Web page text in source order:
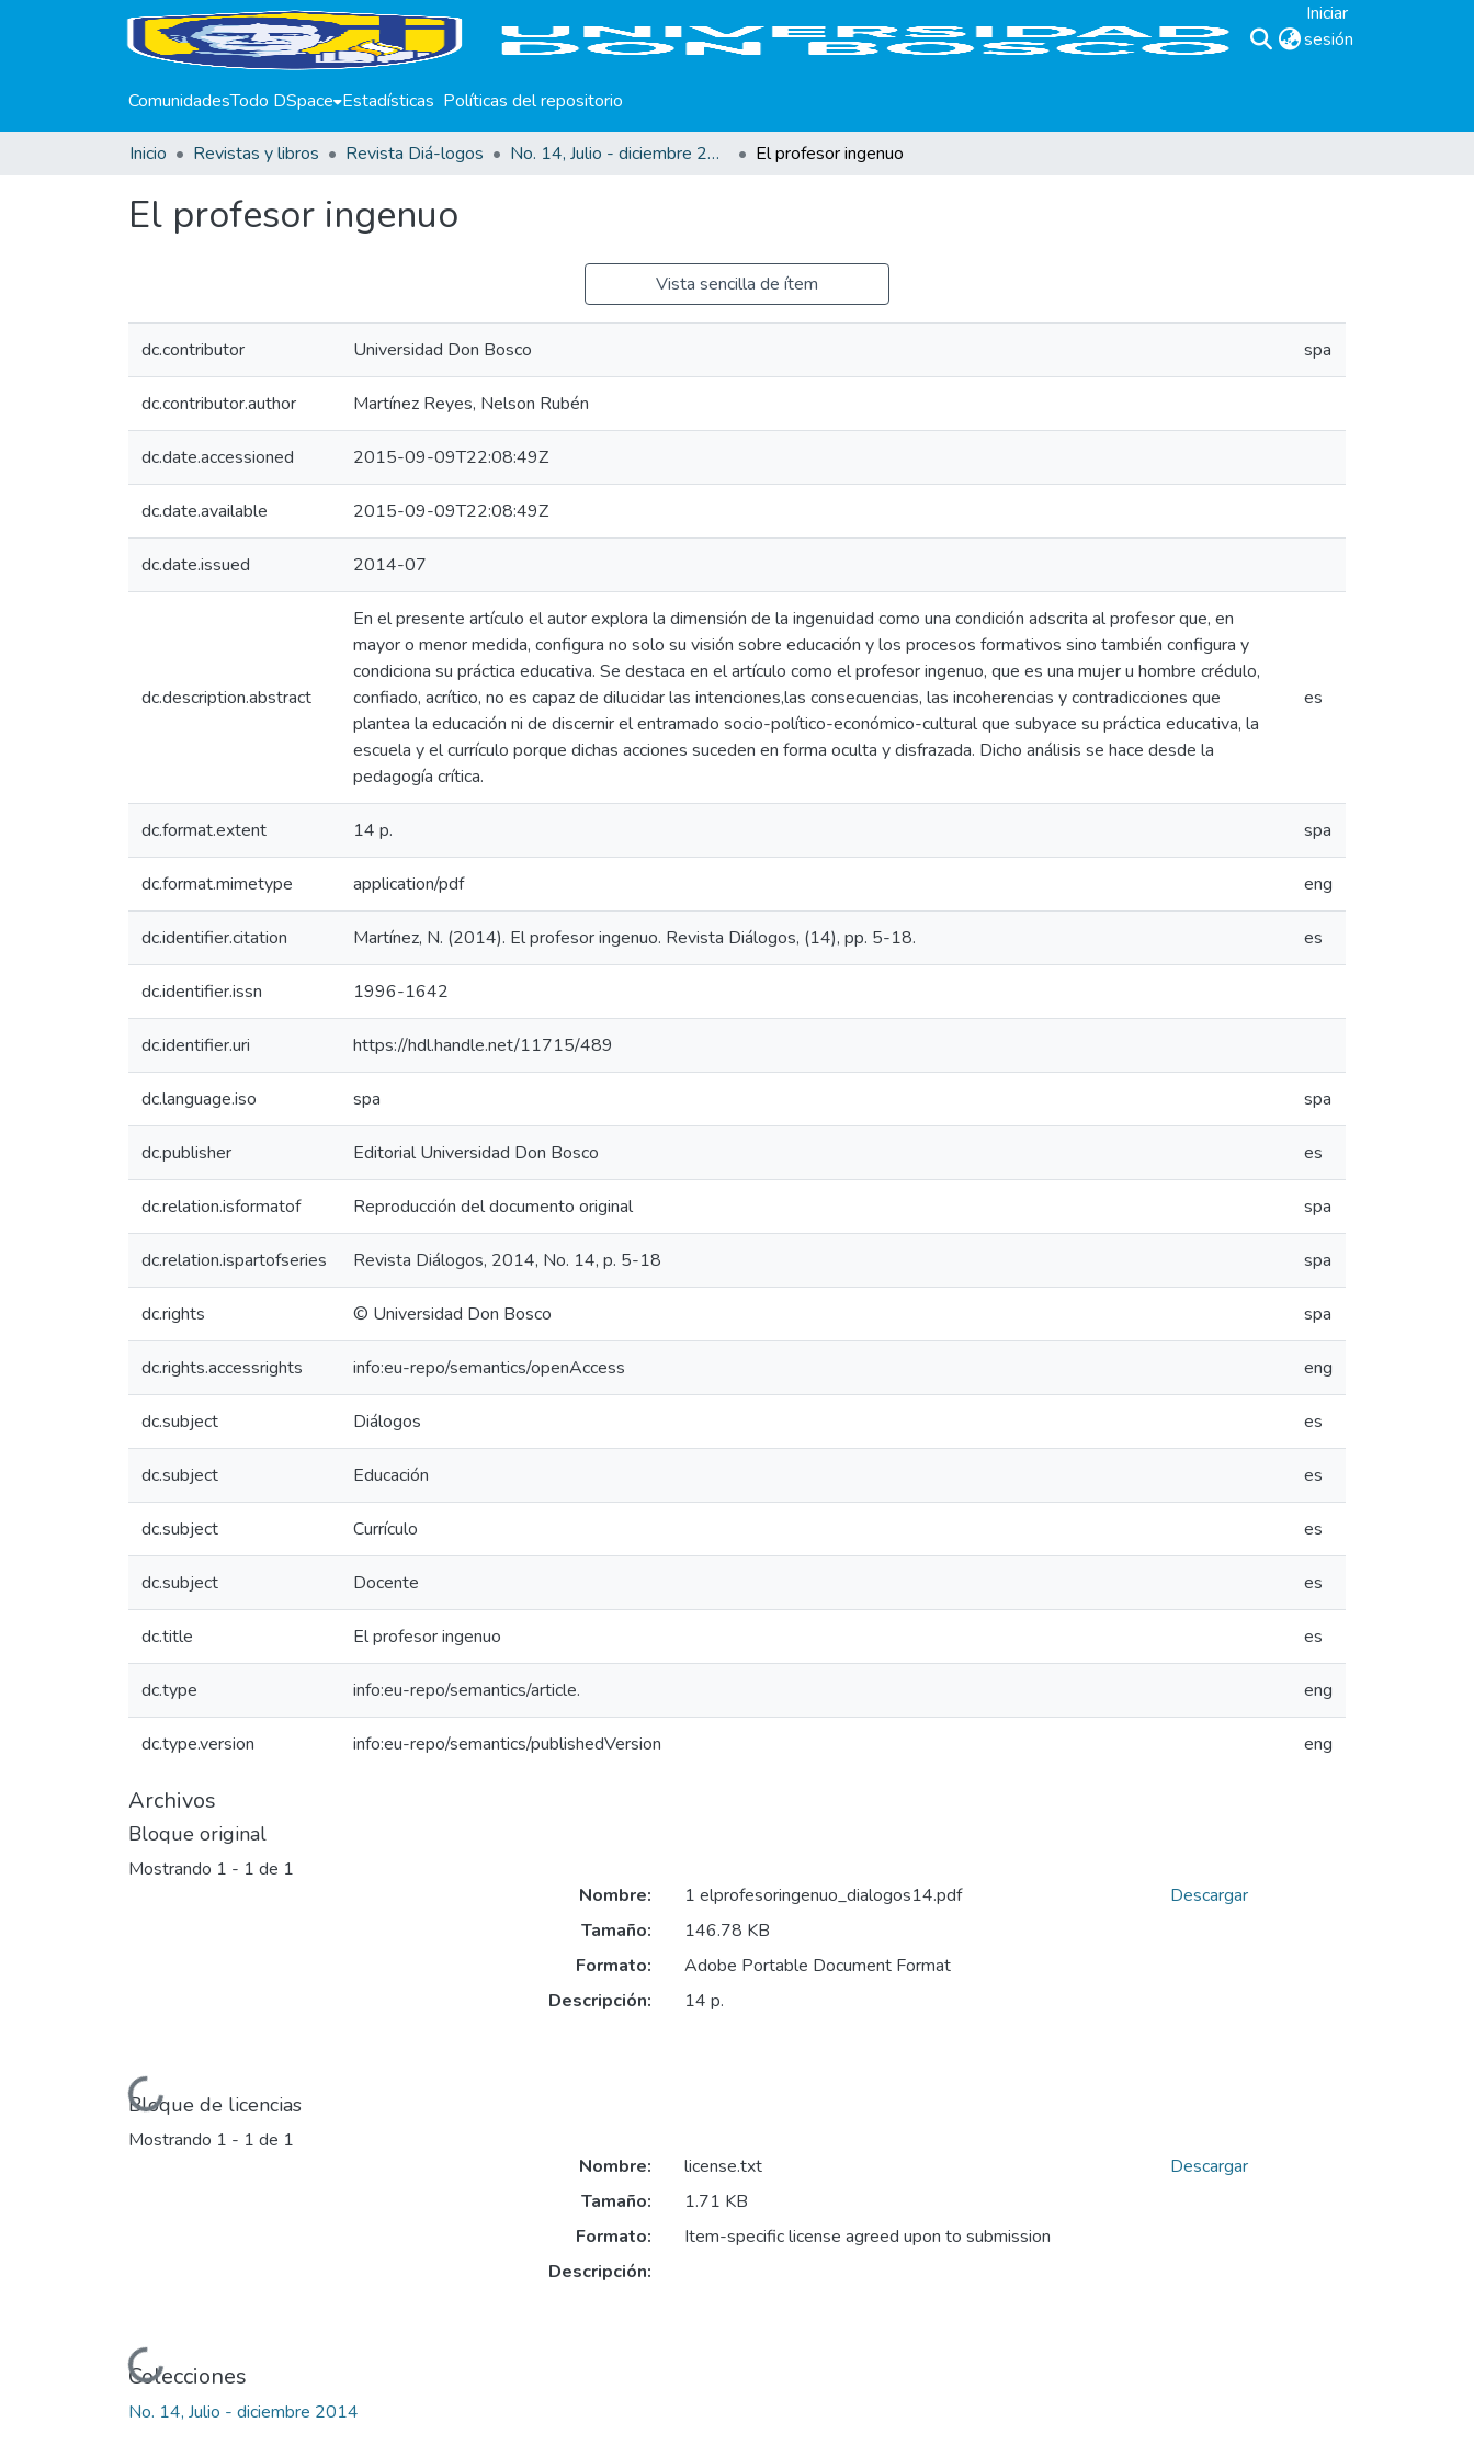
Iniciar
sesión
ComunidadesTodo DSpace Estadísticas Políticas del repositorio
Inicio Revistas y libros Revista Diá-logos No. 14, Julio - diciembre 2014 El profesor ingenuo
El profesor ingenuo
Vista sencilla de ítem
dc.contributor Universidad Don Bosco spa
dc.contributor.author Martínez Reyes, Nelson Rubén
dc.date.accessioned 2015-09-09T22:08:49Z
dc.date.available 2015-09-09T22:08:49Z
dc.date.issued 2014-07
dc.description.abstract
En el presente artículo el autor explora la dimensión de la ingenuidad como una condición adscrita al profesor que, en
mayor o menor medida, configura no solo su visión sobre educación y los procesos formativos sino también configura y
condiciona su práctica educativa. Se destaca en el artículo como el profesor ingenuo, que es una mujer u hombre crédulo,
confiado, acrítico, no es capaz de dilucidar las intenciones,las consecuencias, las incoherencias y contradicciones que
plantea la educación ni de discernir el entramado socio-político-económico-cultural que subyace su práctica educativa, la
escuela y el currículo porque dichas acciones suceden en forma oculta y disfrazada. Dicho análisis se hace desde la
pedagogía crítica.
es
dc.format.extent 14 p. spa
dc.format.mimetype application/pdf eng
dc.identifier.citation Martínez, N. (2014). El profesor ingenuo. Revista Diálogos, (14), pp. 5-18. es
dc.identifier.issn 1996-1642
dc.identifier.uri https://hdl.handle.net/11715/489
dc.language.iso spa spa
dc.publisher Editorial Universidad Don Bosco es
dc.relation.isformatof Reproducción del documento original spa
dc.relation.ispartofseries Revista Diálogos, 2014, No. 14, p. 5-18 spa
dc.rights © Universidad Don Bosco spa
dc.rights.accessrights info:eu-repo/semantics/openAccess eng
dc.subject Diálogos es
dc.subject Educación es
dc.subject Currículo es
dc.subject Docente es
dc.title El profesor ingenuo es
dc.type info:eu-repo/semantics/article. eng
dc.type.version info:eu-repo/semantics/publishedVersion eng
Archivos
Bloque original
Mostrando 1 - 1 de 1
Cargando...
Nombre:
1 elprofesoringenuo_dialogos14.pdf
Tamaño:
146.78 KB
Formato:
Adobe Portable Document Format
Descripción:
14 p.
Descargar
Bloque de licencias
Mostrando 1 - 1 de 1
Cargando...
Nombre:
license.txt
Tamaño:
1.71 KB
Formato:
Item-specific license agreed upon to submission
Descripción:
Descargar
Colecciones
No. 14, Julio - diciembre 2014